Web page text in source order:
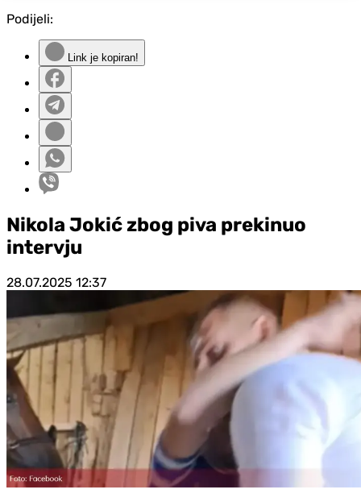
Podijeli:
Link je kopiran!
Nikola Jokić zbog piva prekinuo
intervju
28.07.2025 12:37